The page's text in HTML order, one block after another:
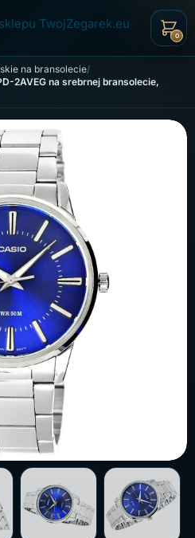
0
na bransolecie
2AVEG na srebrnej bransolecie,